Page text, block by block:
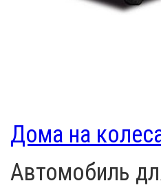
Дома на
Автомобиль